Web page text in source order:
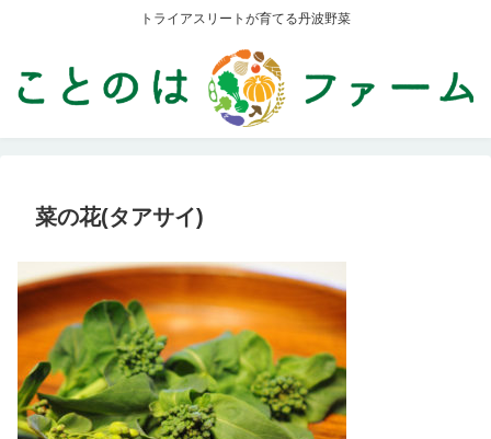
トライアスリートが育てる丹波野菜
菜の花(タアサイ)